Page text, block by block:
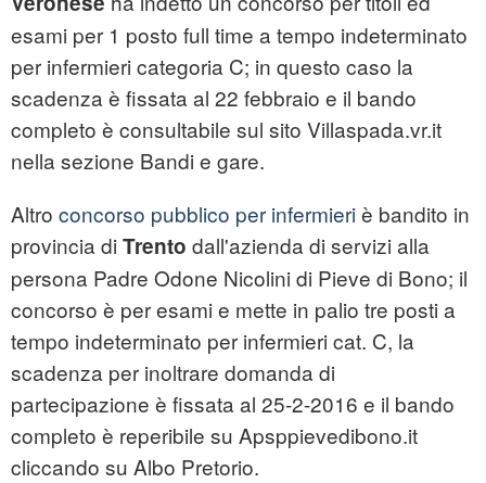
esami per 1 posto full time a tempo indeterminato
per infermieri categoria C; in questo caso la
scadenza è fissata al 22 febbraio e il bando
completo è consultabile sul sito Villaspada.vr.it
nella sezione Bandi e gare.
Altro concorso pubblico per infermieriè bandito in
provincia di Trento dall'azienda di servizi alla
persona Padre Odone Nicolini di Pieve di Bono; il
concorso è per esami e mette in palio tre posti a
tempo indeterminato per infermieri cat. C, la
scadenza per inoltrare domanda di
partecipazione è fissata al 25-2-2016 e il bando
completo è reperibile su Apsppievedibono.it
cliccando su Albo Pretorio.